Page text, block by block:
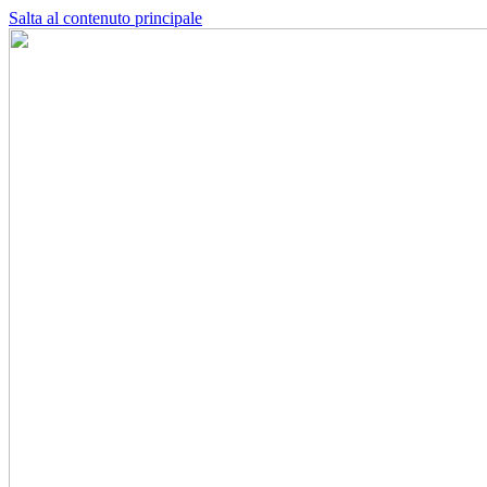
Salta al contenuto principale